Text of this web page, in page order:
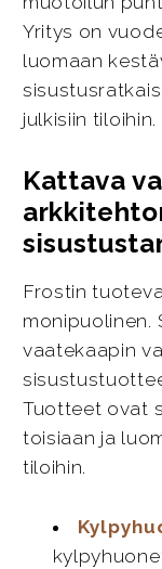
Yritys on
luomaan
julkisiin tiloihin.
Kattava
Frostin
monipuolinen.
vaatekaapin
Tuotteet ovat
toisiaan ja
tiloihin.